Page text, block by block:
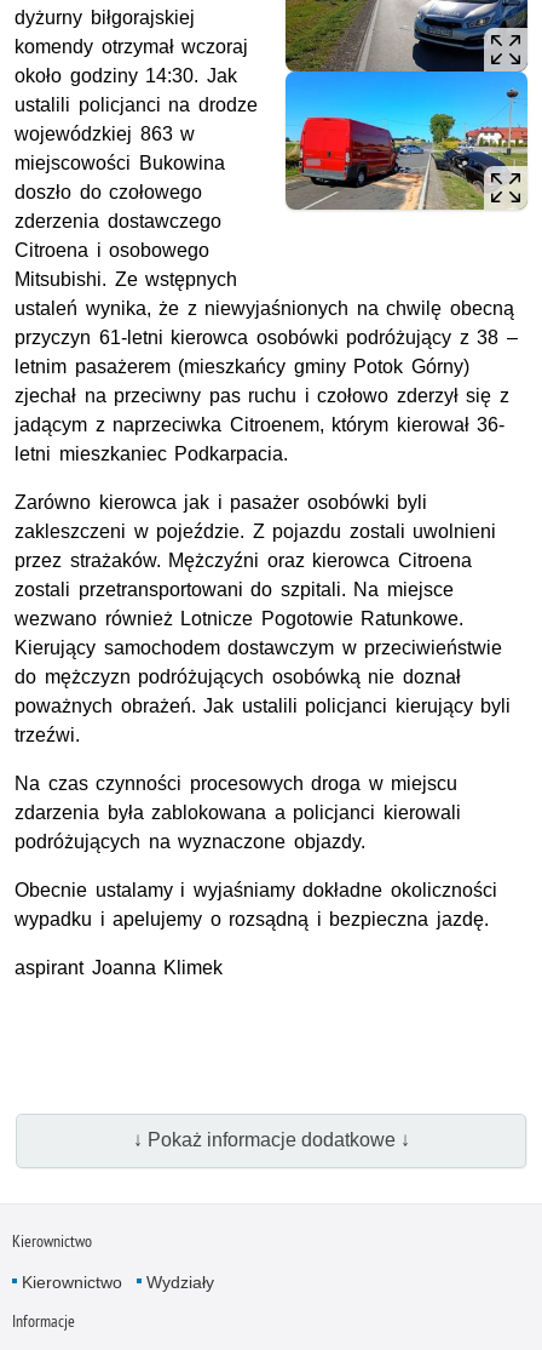
dyżurny biłgorajskiej
komendy otrzymał wczoraj
około godziny 14:30. Jak
ustalili policjanci na drodze
wojewódzkiej 863 w
miejscowości Bukowina
doszło do czołowego
zderzenia dostawczego
Citroena i osobowego
Mitsubishi. Ze wstępnych
ustaleń wynika, że z niewyjaśnionych na chwilę obecną
przyczyn 61-letni kierowca osobówki podróżujący z 38 –
letnim pasażerem (mieszkańcy gminy Potok Górny)
zjechał na przeciwny pas ruchu i czołowo zderzył się z
jadącym z naprzeciwka Citroenem, którym kierował 36-
letni mieszkaniec Podkarpacia.
Zarówno kierowca jak i pasażer osobówki byli
zakleszczeni w pojeździe. Z pojazdu zostali uwolnieni
przez strażaków. Mężczyźni oraz kierowca Citroena
zostali przetransportowani do szpitali. Na miejsce
wezwano również Lotnicze Pogotowie Ratunkowe.
Kierujący samochodem dostawczym w przeciwieństwie
do mężczyzn podróżujących osobówką nie doznał
poważnych obrażeń. Jak ustalili policjanci kierujący byli
trzeźwi.
Na czas czynności procesowych droga w miejscu
zdarzenia była zablokowana a policjanci kierowali
podróżujących na wyznaczone objazdy.
Obecnie ustalamy i wyjaśniamy dokładne okoliczności
wypadku i apelujemy o rozsądną i bezpieczna jazdę.
aspirant Joanna Klimek
↓ Pokaż informacje dodatkowe ↓
Kierownictwo
Kierownictwo Wydziały
Informacje